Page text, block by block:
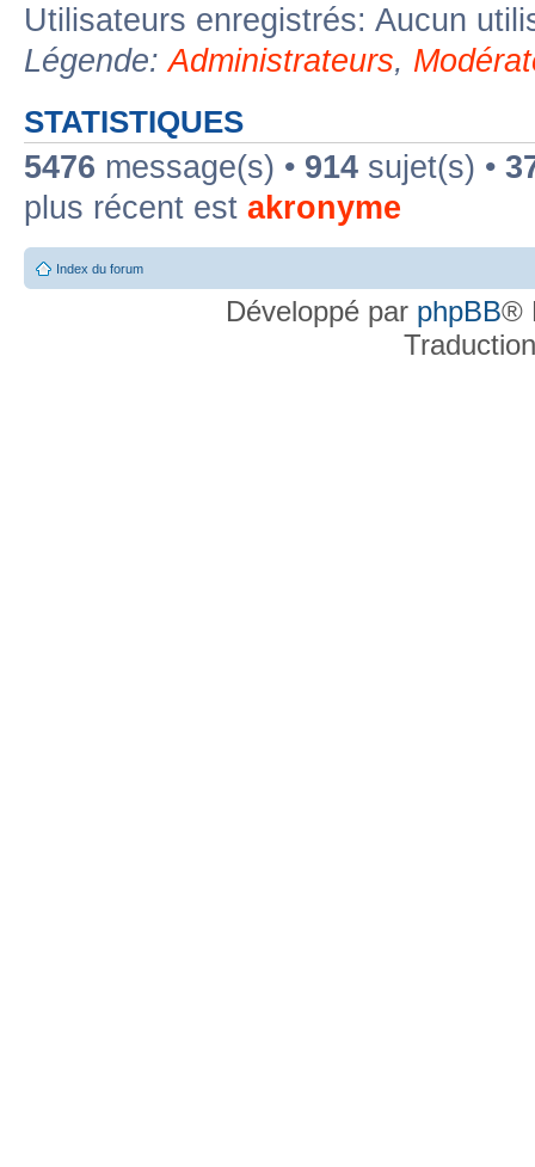
Utilisateurs enregistrés: Aucun
Légende:Administrateurs,
STATISTIQUES
5476 message(s) • 914 sujet(s) •
plus récent est akronyme
Index du forum
Développé par phpBB®